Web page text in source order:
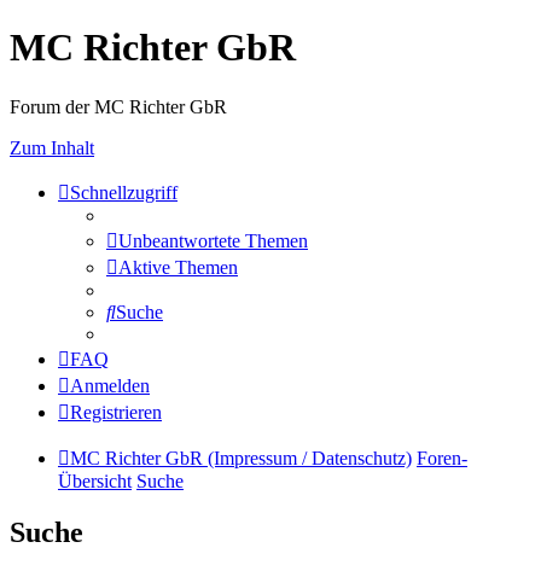
MC Richter GbR
Forum der MC Richter GbR
Zum Inhalt
Schnellzugriff
Unbeantwortete Themen
Aktive Themen
Suche
FAQ
Anmelden
Registrieren
MC Richter GbR (Impressum / Datenschutz) Foren-
Übersicht Suche
Suche